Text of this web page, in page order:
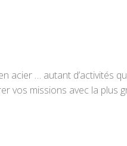
… autant d’activités
vos missions avec la